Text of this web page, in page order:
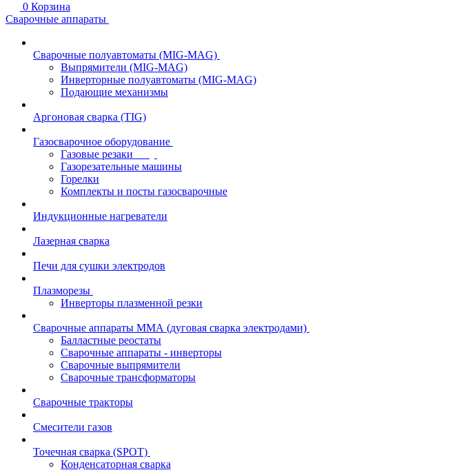
0 Корзина
Сварочные аппараты
Сварочные полуавтоматы (MIG-MAG)
Выпрямители (MIG-MAG)
Инверторные полуавтоматы (MIG-MAG)
Подающие механизмы
Аргоновая сварка (TIG)
Газосварочное оборудование
Газовые резаки
Газорезательные машины
Горелки
Комплекты и посты газосварочные
Индукционные нагреватели
Лазерная сварка
Печи для сушки электродов
Плазморезы
Инверторы плазменной резки
Сварочные аппараты ММА (дуговая сварка электродами)
Балластные реостаты
Сварочные аппараты - инверторы
Сварочные выпрямители
Сварочные трансформаторы
Сварочные тракторы
Смесители газов
Точечная сварка (SPOT)
Конденсаторная сварка